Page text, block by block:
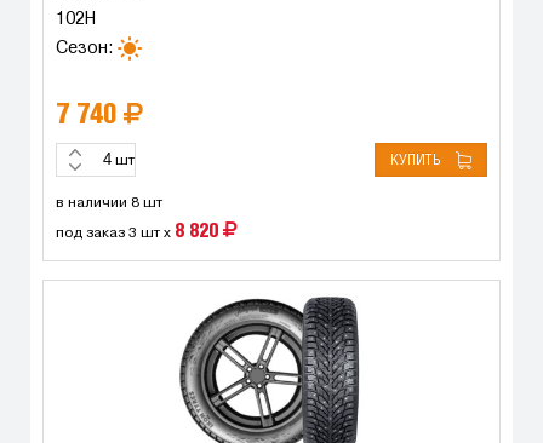
102H
Сезон:
7 740
шт КУПИТЬ
в наличии 8 шт
под заказ 3 шт x 8 820